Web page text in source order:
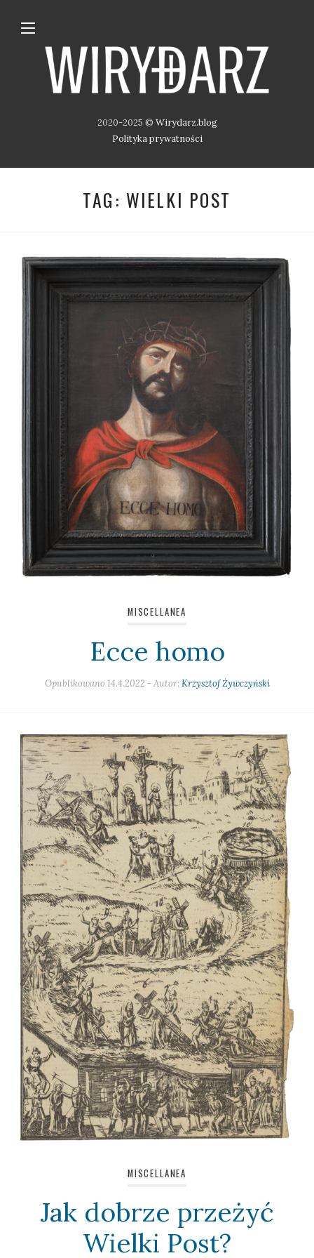
2020-2025 © Wirydarz.blog
Polityka prywatności
TAG: WIELKI POST
MISCELLANEA
Ecce homo
Opublikowano 14.4.2022 - Autor:Krzysztof Żywczyński
MISCELLANEA
Jak dobrze przeżyć
Wielki Post?